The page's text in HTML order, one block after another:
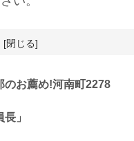
のお薦め!河南町2278
」